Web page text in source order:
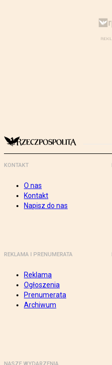
KONTAKT
O nas
Kontakt
Napisz do nas
REKLAMA I PRENUMERATA
Reklama
Ogłoszenia
Prenumerata
Archiwum